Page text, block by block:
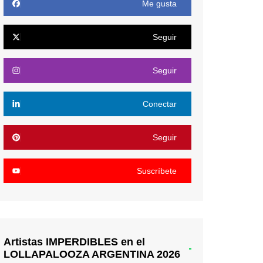
Me gusta
Seguir
Seguir
Conectar
Seguir
Suscríbete
Artistas IMPERDIBLES en el
LOLLAPALOOZA ARGENTINA 2026